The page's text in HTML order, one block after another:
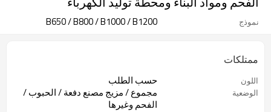
نموذج B650 / B800 / B1000 / B1200
ممتلكات
اللون حسب الطلب
الوضعية
مجموع / مزيج مصنع دفعة / الحبوب /
الفحم وغيرها